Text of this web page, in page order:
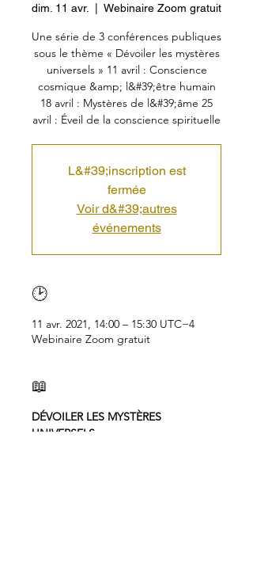
dim. 11 avr. Webinaire Zoom gratuit
Une série de 3 conférences publiques
sous le thème « Dévoiler les mystères
universels » 11 avril : Conscience
cosmique &amp; l&#39;être humain
18 avril : Mystères de l&#39;âme 25
avril : Éveil de la conscience spirituelle
L&#39;inscription est
fermée
Voir d&#39;autres
événements
🕑
11 avr. 2021, 14:00 – 15:30 UTC−4
Webinaire Zoom gratuit
📖
DÉVOILER LES MYSTÈRES
UNIVERSELS